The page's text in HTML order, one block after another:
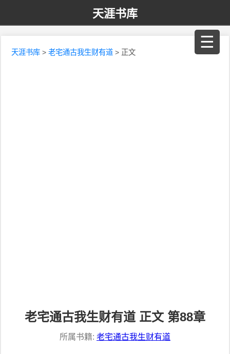
天涯书库
☰
天涯书库 >老宅通古我生财有道 > 正文
老宅通古我生财有道 正文 第88章
所属书籍: 老宅通古我生财有道